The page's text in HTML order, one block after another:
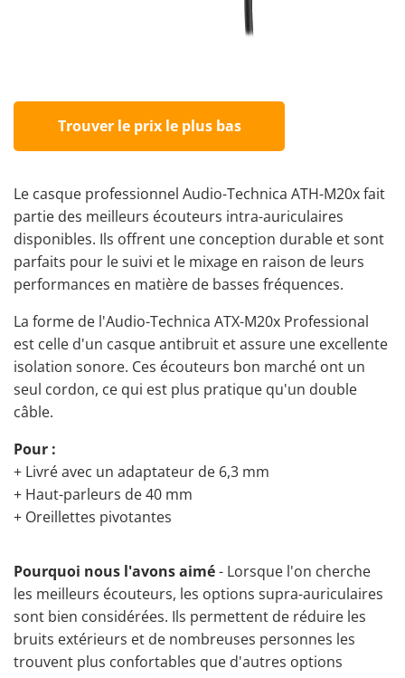
Trouver le prix le plus bas
Le casque professionnel Audio-Technica ATH-M20x fait
partie des meilleurs écouteurs intra-auriculaires
disponibles. Ils offrent une conception durable et sont
parfaits pour le suivi et le mixage en raison de leurs
performances en matière de basses fréquences.
La forme de l'Audio-Technica ATX-M20x Professional
est celle d'un casque antibruit et assure une excellente
isolation sonore. Ces écouteurs bon marché ont un
seul cordon, ce qui est plus pratique qu'un double
câble.
Pour :
+ Livré avec un adaptateur de 6,3 mm
+ Haut-parleurs de 40 mm
+ Oreillettes pivotantes
Pourquoi nous l'avons aimé- Lorsque l'on cherche
les meilleurs écouteurs, les options supra-auriculaires
sont bien considérées. Ils permettent de réduire les
bruits extérieurs et de nombreuses personnes les
trouvent plus confortables que d'autres options